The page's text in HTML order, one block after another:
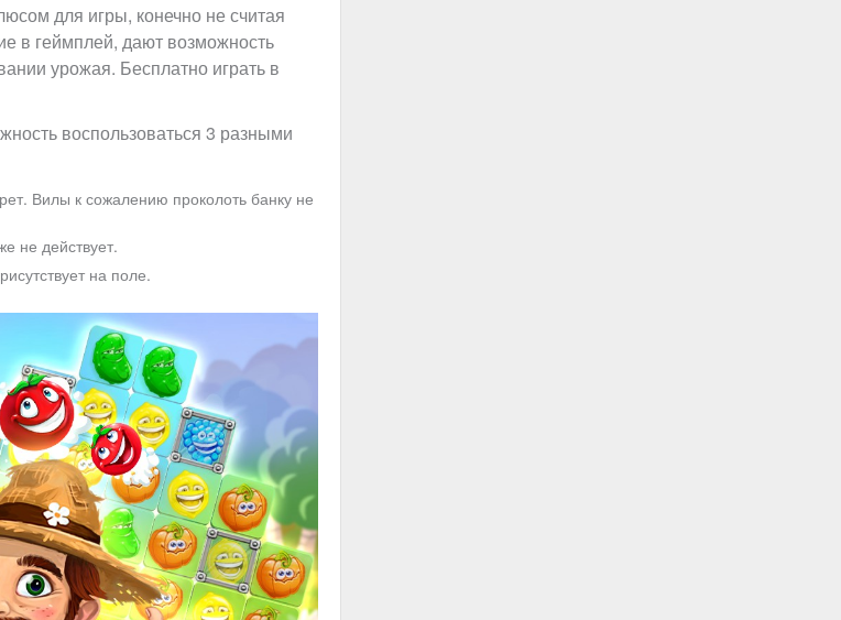
для игры, конечно не считая
в геймплей, дают возможность
урожая. Бесплатно играть в
воспользоваться 3 разными
Вилы к сожалению проколоть банку не
не действует.
на поле.